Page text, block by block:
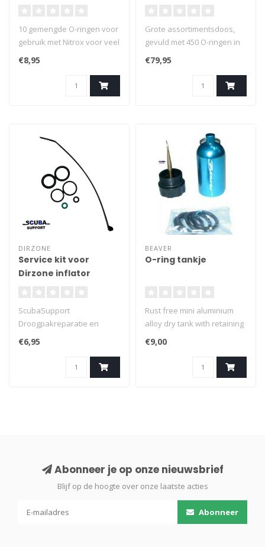
10 gemengde O-ringen voor
gebruik met Nitrox voor veel
voorkomende
duiktoepassingen.
€8,95
Grote assortimentsdoos,
gevuld met 450 O-ringen in
38 verschillende maten,
gebruikt in vele
duikapparatuur.
€79,95
DIRZONE
Service kit voor
Dirzone inflator
ScubaSupport
Droogpakreparatie en
servicetools
€6,95
BEAVER
O-ring tankje
Rust free mini aluminium
alloy dry tank with retaining
ring, containing a number of
common cylinder outlet
valve replacement O-rings
with integral O-ring pick
€9,00
Abonneer je op onze nieuwsbrief
Blijf op de hoogte over onze laatste acties
Abonneer